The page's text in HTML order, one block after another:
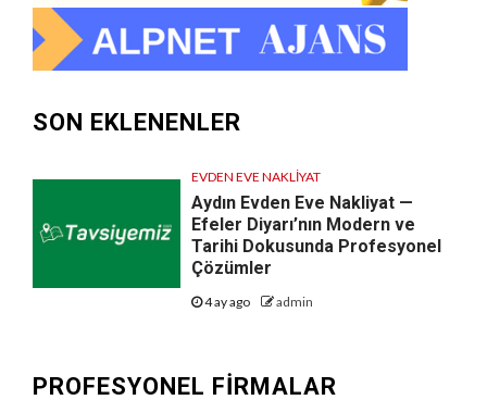
SON EKLENENLER
EVDEN EVE NAKLIYAT
Aydın Evden Eve Nakliyat —
Efeler Diyarı’nın Modern ve
Tarihi Dokusunda Profesyonel
Çözümler
4 ay ago admin
PROFESYONEL FIRMALAR